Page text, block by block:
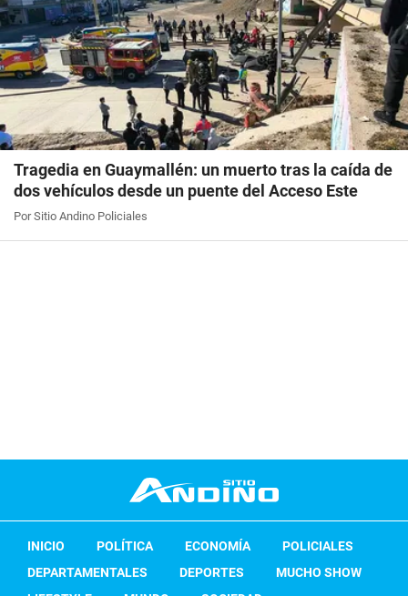
Tragedia en Guaymallén: un muerto tras la caída de
dos vehículos desde un puente del Acceso Este
Por Sitio Andino Policiales
INICIO POLÍTICA ECONOMÍA
POLICIALES
DEPARTAMENTALES
DEPORTES
MUCHO SHOW